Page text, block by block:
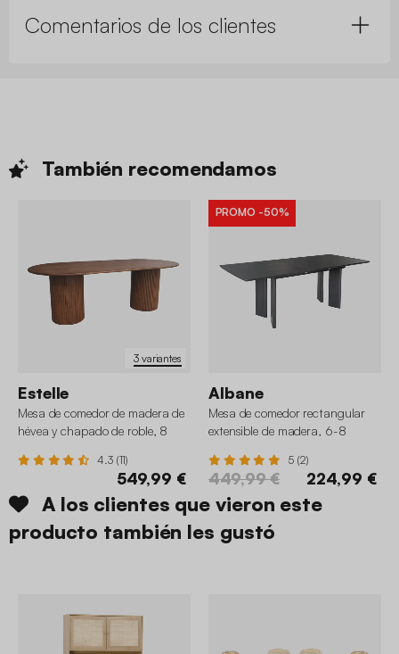
Comentarios de los clientes
También recomendamos
3 variantes
Estelle
Mesa de comedor de madera de
hévea y chapado de roble, 8
4.3 (11)
549,99 €
PROMO -50%
Albane
Mesa de comedor rectangular
extensible de madera, 6-8
5 (2)
449,99 € 224,99 €
A los clientes que vieron este
producto también les gustó